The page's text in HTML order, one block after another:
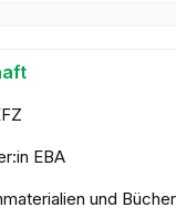
EBA
und Bücher